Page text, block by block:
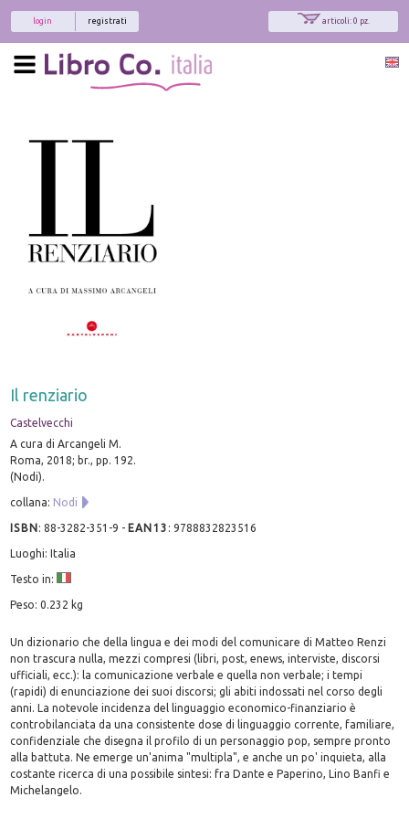
articoli: 0 pz.
registrati
login
Il renziario
Castelvecchi
A cura di Arcangeli M.
Roma, 2018; br., pp. 192.
(Nodi).
collana: Nodi
ISBN:88-3282-351-9 - EAN13 :9788832823516
Luoghi: Italia
Testo in:
Peso: 0.232 kg
Un dizionario che della lingua e dei modi del comunicare di Matteo Renzi
non trascura nulla, mezzi compresi (libri, post, enews, interviste, discorsi
ufficiali, ecc.): la comunicazione verbale e quella non verbale; i tempi
(rapidi) di enunciazione dei suoi discorsi; gli abiti indossati nel corso degli
anni. La notevole incidenza del linguaggio economico-finanziario è
controbilanciata da una consistente dose di linguaggio corrente, familiare,
confidenziale che disegna il profilo di un personaggio pop, sempre pronto
alla battuta. Ne emerge un'anima "multipla", e anche un po' inquieta, alla
costante ricerca di una possibile sintesi: fra Dante e Paperino, Lino Banfi e
Michelangelo.